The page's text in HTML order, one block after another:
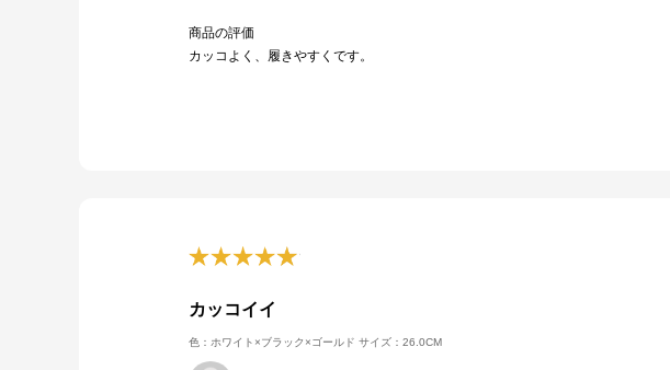
商品の評価
カッコよく、履きやすくです。
カッコイイ
色：ホワイト×ブラック×ゴールド サイズ：26.0CM